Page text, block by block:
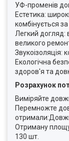
УФ-променів
Естетика:
комбінується
Легкий догляд:
великого
Звукоізоляція:
Екологічна
здоров'я та
Розрахунок
Виміряйте
Перемножте
Отриману площу
130 шт.